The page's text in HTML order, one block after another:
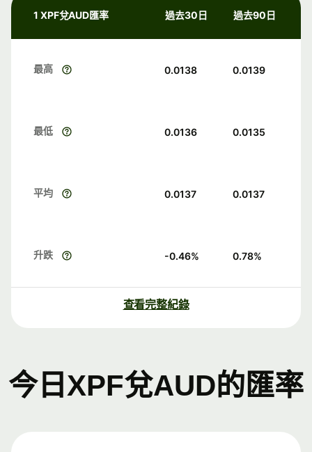
1 XPF兌AUD匯率 過去30日 過去90日
最高 0.0138 0.0139
最低 0.0136 0.0135
平均 0.0137 0.0137
升跌 -0.46% 0.78%
查看完整紀錄
今日XPF兌AUD的匯率